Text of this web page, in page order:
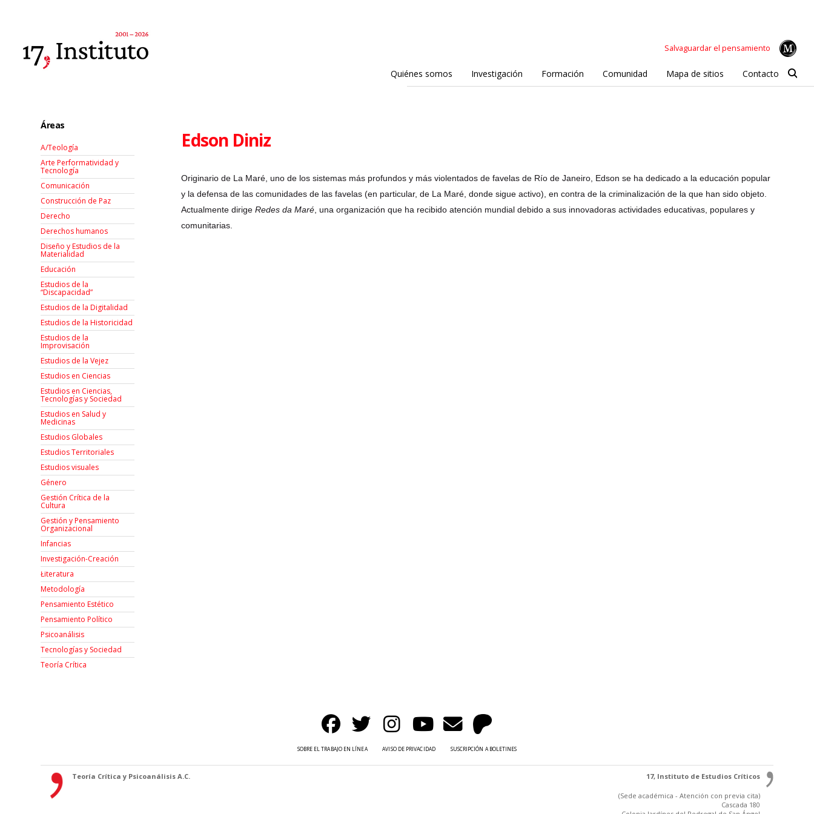
Salvaguardar el pensamiento
Quiénes somos Investigación Formación Comunidad Mapa de sitios Contacto
Edson Diniz
Originario de La Maré, uno de los sistemas más profundos y más violentados de favelas de Río de Janeiro, Edson se ha dedicado a la educación popular
y la defensa de las comunidades de las favelas (en particular, de La Maré, donde sigue activo), en contra de la criminalización de la que han sido objeto.
Actualmente dirigeRedes da Maré , una organización que ha recibido atención mundial debido a sus innovadoras actividades educativas, populares y
comunitarias.
Áreas
A/Teología
Arte Performatividad y
Tecnología
Comunicación
Construcción de Paz
Derecho
Derechos humanos
Diseño y Estudios de la
Materialidad
Educación
Estudios de la
“Discapacidad”
Estudios de la Digitalidad
Estudios de la Historicidad
Estudios de la
Improvisación
Estudios de la Vejez
Estudios en Ciencias
Estudios en Ciencias,
Tecnologías y Sociedad
Estudios en Salud y
Medicinas
Estudios Globales
Estudios Territoriales
Estudios visuales
Género
Gestión Crítica de la
Cultura
Gestión y Pensamiento
Organizacional
Infancias
Investigación-Creación
Łiteratura
Metodología
Pensamiento Estético
Pensamiento Político
Psicoanálisis
Tecnologías y Sociedad
Teoría Crítica
SOBRE EL TRABAJO EN LÍNEA AVISO DE PRIVACIDAD SUSCRIPCIÓN A BOLETINES
Teoría Crítica y Psicoanálisis A.C. 17, Instituto de Estudios Críticos
(Sede académica - Atención con previa cita)
Cascada 180